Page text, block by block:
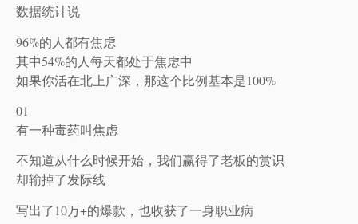
数据统计说
96%的人都有焦虑
其中54%的人每天都处于焦虑中
如果你活在北上广深，那这个比例基本是100%
01
有一种毒药叫焦虑
不知道从什么时候开始，我们赢得了老板的赏识
却输掉了发际线
写出了10万+的爆款，也收获了一身职业病